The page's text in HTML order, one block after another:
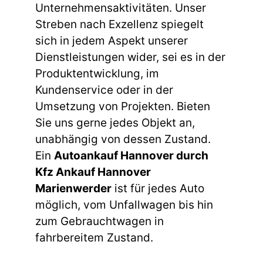
Unternehmensaktivitäten. Unser
Streben nach Exzellenz spiegelt
sich in jedem Aspekt unserer
Dienstleistungen wider, sei es in der
Produktentwicklung, im
Kundenservice oder in der
Umsetzung von Projekten. Bieten
Sie uns gerne jedes Objekt an,
unabhängig von dessen Zustand.
Ein Autoankauf Hannover durch
Kfz Ankauf Hannover
Marienwerder ist für jedes Auto
möglich, vom Unfallwagen bis hin
zum Gebrauchtwagen in
fahrbereitem Zustand.